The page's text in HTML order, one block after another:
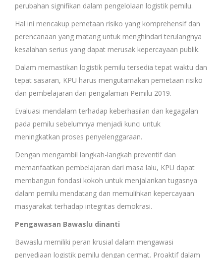
perubahan signifikan dalam pengelolaan logistik pemilu.
Hal ini mencakup pemetaan risiko yang komprehensif dan
perencanaan yang matang untuk menghindari terulangnya
kesalahan serius yang dapat merusak kepercayaan publik.
Dalam memastikan logistik pemilu tersedia tepat waktu dan
tepat sasaran, KPU harus mengutamakan pemetaan risiko
dan pembelajaran dari pengalaman Pemilu 2019.
Evaluasi mendalam terhadap keberhasilan dan kegagalan
pada pemilu sebelumnya menjadi kunci untuk
meningkatkan proses penyelenggaraan.
Dengan mengambil langkah-langkah preventif dan
memanfaatkan pembelajaran dari masa lalu, KPU dapat
membangun fondasi kokoh untuk menjalankan tugasnya
dalam pemilu mendatang dan memulihkan kepercayaan
masyarakat terhadap integritas demokrasi.
Pengawasan Bawaslu dinanti
Bawaslu memiliki peran krusial dalam mengawasi
penyediaan logistik pemilu dengan cermat. Proaktif dalam